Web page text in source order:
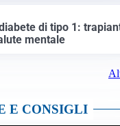
di tipo 1:
mentale
E CONSIGLI